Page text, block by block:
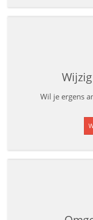
Wil je ergens